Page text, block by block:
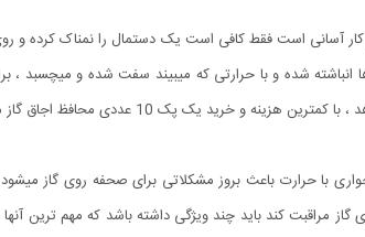
است فقط کافی است یک دستمال را نمناک کرده و روی
شده و با حرارتی که میبیند سفت شده و میچسبد ،
میتوان از پوسته شدن و خرابی صفحه اجاق جلوگیری کرد.
با حرارت باعث بروز مشکلاتی برای صحفه روی گاز
مراقبت کند باید چند ویژگی داشته باشد که مهم ترین